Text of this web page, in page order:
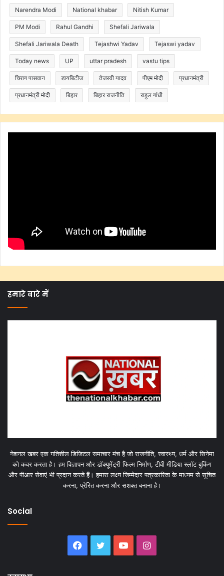
Narendra Modi National khabar Nitish Kumar
PM Modi Rahul Gandhi Shefali Jariwala
Shefali Jariwala Death Tejashwi Yadav Tejaswi yadav
Today news UP uttar pradesh vastu tips
चिराग पासवान डायबिटीज तेजस्वी यादव पीएम मोदी प्रधानमंत्री
प्रधानमंत्री मोदी बिहार बिहार राजनीति राहुल गांधी
हमारे बारे में
नेशनल खबर एक गतिशील डिजिटल समाचार मंच है जो राजनीति, स्वास्थ्य, धर्म और सिनेमा
को कवर करता है। हम विज्ञापन और डॉक्यूमेंट्री फिल्म निर्माण, टीवी मीडिया स्लॉट बुकिंग
और पीआर सेवाएं भी प्रदान करते हैं। हमारा लक्ष्य जिम्मेदार पत्रकारिता के माध्यम से सूचित
करना, प्रेरित करना और सशक्त बनाना है।
Social
Facebook
TwitterYouTubeInstagram